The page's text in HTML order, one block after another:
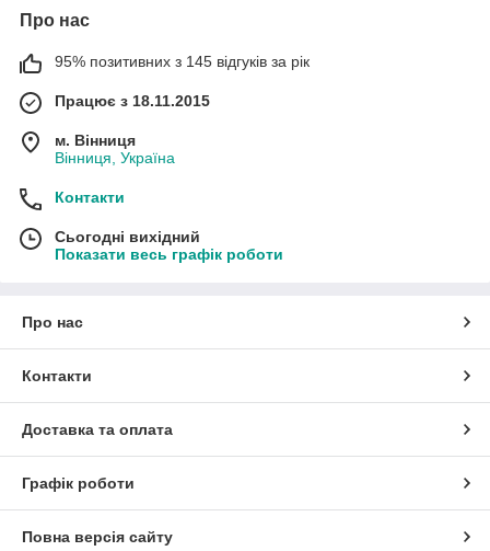
Про нас
95% позитивних з 145 відгуків за рік
Працює з 18.11.2015
м. Вінниця
Вінниця, Україна
Контакти
Сьогодні вихідний
Показати весь графік роботи
Про нас
Контакти
Доставка та оплата
Графік роботи
Повна версія сайту